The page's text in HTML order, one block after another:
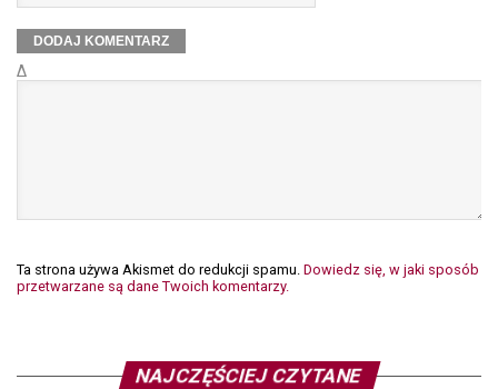
Δ
Ta strona używa Akismet do redukcji spamu. Dowiedz się, w jaki sposób
przetwarzane są dane Twoich komentarzy.
NAJCZĘŚCIEJ CZYTANE